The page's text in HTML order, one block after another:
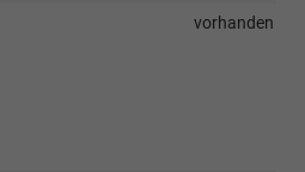
vorhanden